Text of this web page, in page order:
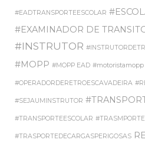
#EADTRANSPORTEESCOLAR
#EXAMINADOR DE
#INSTRUTOR
#MOPP #MOPP EAD #motoristamopp
#OPERADORDERETROESCAVADEIRA
#SEJAUMINSTRUTOR
#TRANSPORTEESCOLAR
#TRASPORTEDECARGASPERIGOSAS